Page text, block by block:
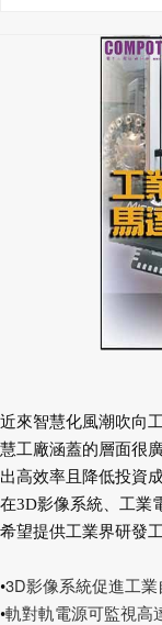
近來智慧化風潮吹向
慧工廠涵蓋的層面很
出高效率且降低投資
在3D影像系統、工業
希望提供工業界研發
•3D影像系統促進工
•軌對軌電源可監視高